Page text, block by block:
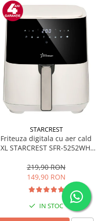
STARCREST
Friteuza digitala cu aer cald
XL STARCREST SFR-5252WH,
200 °C, 8 programe
predefinite, Alb
219,90 RON
149,90 RON
IN STOC